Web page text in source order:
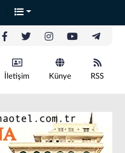
İletişim Künye RSS